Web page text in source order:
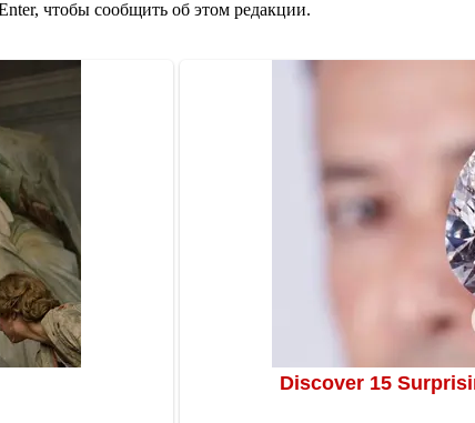
чтобы сообщить об этом редакции.